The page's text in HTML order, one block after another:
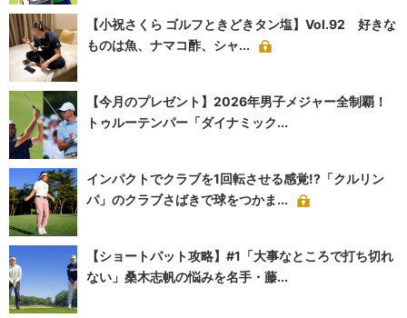
【小祝さくら ゴルフときどきタン塩】Vol.92 好きな
ものは魚、ナマコ酢、シャ...
【今月のプレゼント】2026年男子メジャー全制覇！
トゥルーテンパー「ダイナミック...
インパクトでクラブを1回転させる感覚!?「クルリン
パ」のクラブさばきで球をつかま...
【ショートパット攻略】#1「大事なところで打ち切れ
ない」桑木志帆の悩みを名手・藤...